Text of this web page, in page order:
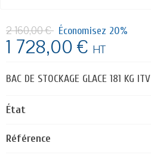
2 160,00 € Économisez 20%
1 728,00 € HT
BAC DE STOCKAGE GLACE 181 KG ITV
État
Référence